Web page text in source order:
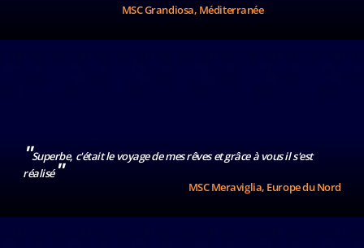
MSC Grandiosa, Méditerranée
"Superbe, c'était le voyage de mes rêves et grâce à vous il s'est
réalisé"
MSC Meraviglia, Europe du Nord